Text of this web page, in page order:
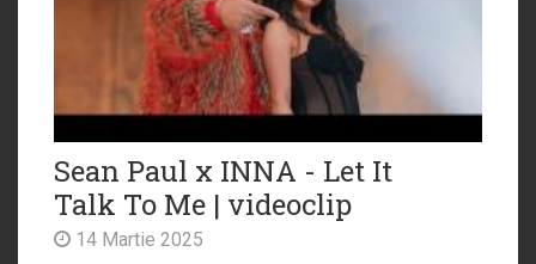
Sean Paul x INNA - Let It
Talk To Me | videoclip
14 Martie 2025